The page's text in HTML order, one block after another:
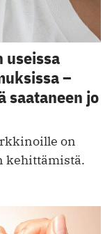
useissa
–
saataneen jo
on
kehittämistä.